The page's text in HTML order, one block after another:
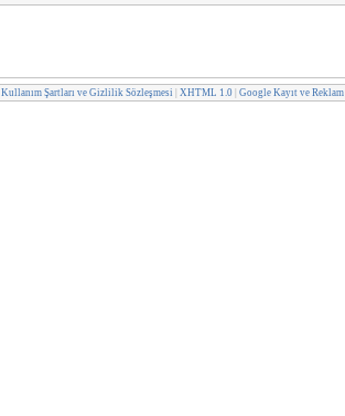
Kullanım Şartları ve Gizlilik Sözleşmesi XHTML 1.0 Google Kayıt ve Reklam